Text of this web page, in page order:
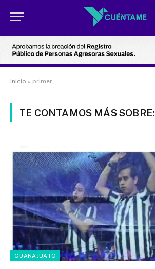
Inicio » primer
TE CONTAMOS MÁS SOBRE:
GUANAJUATO